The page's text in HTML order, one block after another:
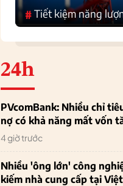
#Tiết kiệm năng
24h
PVcomBank: Nhiều chỉ
nợ có khả năng mất vốn
4 giờ trước
Nhiều 'ông lớn' công
kiếm nhà cung cấp tại